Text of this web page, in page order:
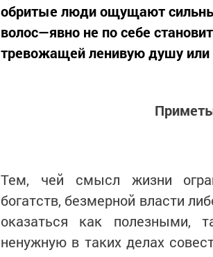
обритые люди ощущают
волос—явно не по себе
тревожащей ленивую душу или
Тем, чей смысл жизни
богатств, безмерной власти
оказаться как полезными,
ненужную в таких делах